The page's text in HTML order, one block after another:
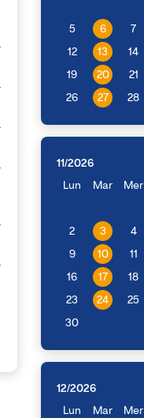
5 6 7
12 13 14
19 20 21
26 27 28
11/2026
Lun
Mar Mer
2 3 4
9 10 11
16 17 18
23 24 25
30
12/2026
Lun
Mar Mer